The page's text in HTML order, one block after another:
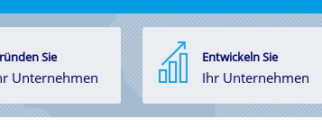
Sie
Unternehmen
Entwickeln Sie
Ihr Unternehmen